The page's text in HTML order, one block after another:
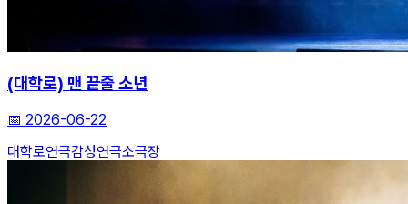
(대학로) 맨 끝줄 소년
📅 2026-06-22
대학로연극감성연극소극장